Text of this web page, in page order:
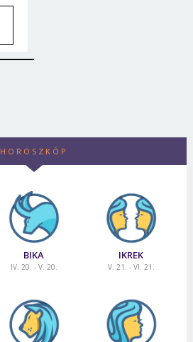
HOROSZKÓP
BIKA
IV. 20. - V. 20.
IKREK
V. 21. - VI. 21.